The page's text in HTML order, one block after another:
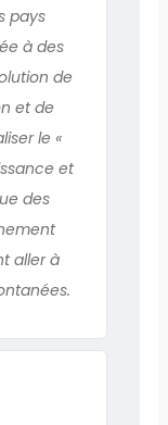
pays
à des
de
et de
le «
et
des
aller à